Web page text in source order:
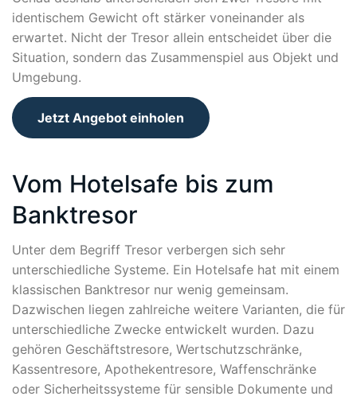
identischem Gewicht oft stärker voneinander als
erwartet. Nicht der Tresor allein entscheidet über die
Situation, sondern das Zusammenspiel aus Objekt und
Umgebung.
Jetzt Angebot einholen
Vom Hotelsafe bis zum
Banktresor
Unter dem Begriff Tresor verbergen sich sehr
unterschiedliche Systeme. Ein Hotelsafe hat mit einem
klassischen Banktresor nur wenig gemeinsam.
Dazwischen liegen zahlreiche weitere Varianten, die für
unterschiedliche Zwecke entwickelt wurden. Dazu
gehören Geschäftstresore, Wertschutzschränke,
Kassentresore, Apothekentresore, Waffenschränke
oder Sicherheitssysteme für sensible Dokumente und